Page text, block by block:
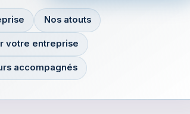
Nos atouts
votre entreprise
accompagnés